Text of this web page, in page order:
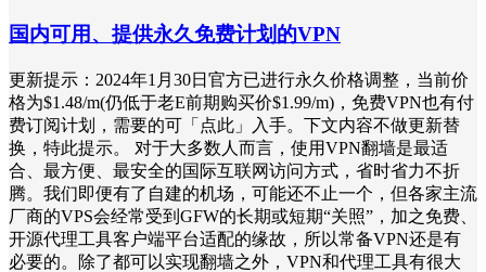
国内可用、提供永久免费计划的VPN
更新提示：2024年1月30日官方已进行永久价格调整，当前价
格为$1.48/m(仍低于老E前期购买价$1.99/m)，免费VPN也有付
费订阅计划，需要的可「点此」入手。下文内容不做更新替
换，特此提示。 对于大多数人而言，使用VPN翻墙是最适
合、最方便、最安全的国际互联网访问方式，省时省力不折
腾。我们即便有了自建的机场，可能还不止一个，但各家主流
厂商的VPS会经常受到GFW的长期或短期“关照”，加之免费、
开源代理工具客户端平台适配的缘故，所以常备VPN还是有
必要的。除了都可以实现翻墙之外，VPN和代理工具有很大